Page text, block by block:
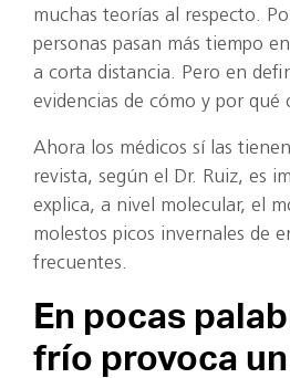
muchas teorías al respecto.
personas pasan más tiempo
a corta distancia. Pero en
evidencias de cómo y por qué
Ahora los médicos sí las
revista, según el Dr. Ruiz, es
explica, a nivel molecular, el
molestos picos invernales de
frecuentes.
En pocas
frío provoca un